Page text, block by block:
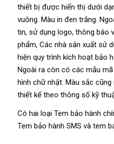
thiết bị được hiển thị dưới
vuông. Màu in đen trắng.
tin, sử dụng logo, thông báo
phẩm, Các nhà sản xuất sử
hiện quy trình kích hoạt bảo
Ngoài ra còn có các mẫu
hình chữ nhật. Màu sắc
thiết kế theo thông số kỹ
Có hai loại Tem bảo hành
Tem bảo hành SMS và tem